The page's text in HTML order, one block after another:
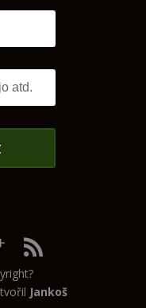
Jankoš